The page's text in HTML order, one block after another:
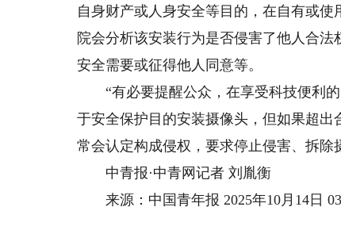
自身财产或人身安全等目的，在自有或
院会分析该安装行为是否侵害了他人合
安全需要或征得他人同意等。
“有必要提醒公众，在享受科技便利的
于安全保护目的安装摄像头，但如果超
常会认定构成侵权，要求停止侵害、拆除
中青报·中青网记者 刘胤衡
来源：中国青年报 2025年10月14日